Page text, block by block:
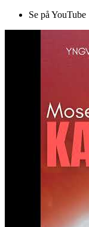
Se på YouTube